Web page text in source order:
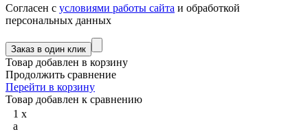
Согласен с условиями работы сайта и обработкой
персональных данных
Товар добавлен в корзину
Продолжить сравнение
Перейти в корзину
Товар добавлен к сравнению
1 x
a